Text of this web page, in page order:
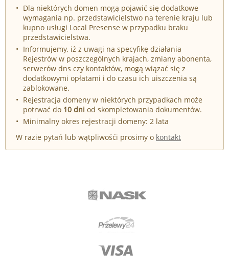
Dla niektórych domen mogą pojawić się dodatkowe
wymagania np. przedstawicielstwo na terenie kraju lub
kupno usługi Local Presense w przypadku braku
przedstawicielstwa.
Informujemy, iż z uwagi na specyfikę działania
Rejestrów w poszczególnych krajach, zmiany abonenta,
serwerów dns czy kontaktów, mogą wiązać się z
dodatkowymi opłatami i do czasu ich uiszczenia są
zablokowane.
Rejestracja domeny w niektórych przypadkach może
potrwać do 10 dni od skompletowania dokumentów.
Minimalny okres rejestracji domeny: 2 lata
W razie pytań lub wątpliwośći prosimy o kontakt